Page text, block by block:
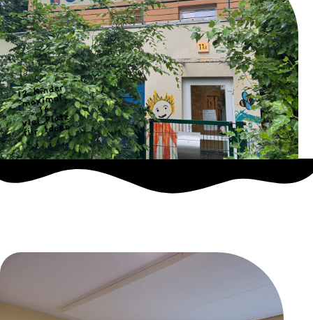
12 Kinder
maximal
16
viel Platz
für Ideen